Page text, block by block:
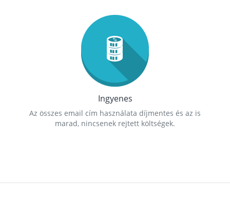
Ingyenes
Az összes email cím használata díjmentes és az is
marad, nincsenek rejtett költségek.